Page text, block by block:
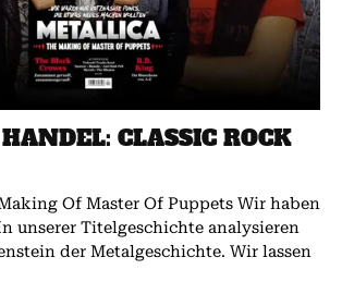
CLASSIC ROCK
Of Master Of Puppets Wir haben
unserer Titelgeschichte analysieren
der Metalgeschichte. Wir lassen